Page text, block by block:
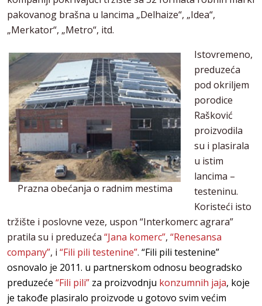
pakovanog brašna u lancima „Delhaize“, „Idea“,
„Merkator“, „Metro“, itd.
Prazna obećanja o radnim mestima
Istovremeno,
preduzeća
pod okriljem
porodice
Rašković
proizvodila
su i plasirala
u istim
lancima –
testeninu.
Koristeći isto
tržište i poslovne veze, uspon “Interkomerc agrara”
pratila su i preduzeća “Jana komerc”, “Renesansa
company”, i “Fili pili testenine”. “Fili pili testenine”
osnovalo je 2011. u partnerskom odnosu beogradsko
preduzeće “Fili pili” za proizvodnju konzumnih jaja, koje
je takođe plasiralo proizvode u gotovo svim većim